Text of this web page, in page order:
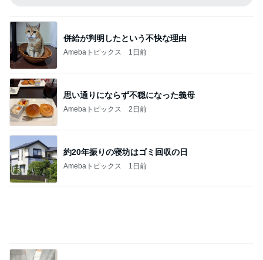
併給が判明したという不快な理由
Amebaトピックス 1日前
思い通りにならず不穏になった義母
Amebaトピックス 2日前
約20年振りの寝坊はゴミ回収の日
Amebaトピックス 1日前